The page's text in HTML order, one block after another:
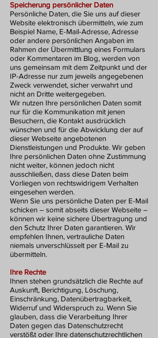
Speicherung persönlicher Daten
Persönliche Daten, die Sie uns auf dieser
Website elektronisch übermitteln, wie zum
Beispiel Name, E-Mail-Adresse, Adresse
oder andere persönlichen Angaben im
Rahmen der Übermittlung eines Formulars
oder Kommentaren im Blog, werden von
uns gemeinsam mit dem Zeitpunkt und der
IP-Adresse nur zum jeweils angegebenen
Zweck verwendet, sicher verwahrt und
nicht an Dritte weitergegeben.
Wir nutzen Ihre persönlichen Daten somit
nur für die Kommunikation mit jenen
Besuchern, die Kontakt ausdrücklich
wünschen und für die Abwicklung der auf
dieser Webseite angebotenen
Dienstleistungen und Produkte. Wir geben
Ihre persönlichen Daten ohne Zustimmung
nicht weiter, können jedoch nicht
ausschließen, dass diese Daten beim
Vorliegen von rechtswidrigem Verhalten
eingesehen werden.
Wenn Sie uns persönliche Daten per E-Mail
schicken – somit abseits dieser Webseite –
können wir keine sichere Übertragung und
den Schutz Ihrer Daten garantieren. Wir
empfehlen Ihnen, vertrauliche Daten
niemals unverschlüsselt per E-Mail zu
übermitteln.
Ihre Rechte
Ihnen stehen grundsätzlich die Rechte auf
Auskunft, Berichtigung, Löschung,
Einschränkung, Datenübertragbarkeit,
Widerruf und Widerspruch zu. Wenn Sie
glauben, dass die Verarbeitung Ihrer
Daten gegen das Datenschutzrecht
verstößt oder Ihre datenschutzrechtlichen